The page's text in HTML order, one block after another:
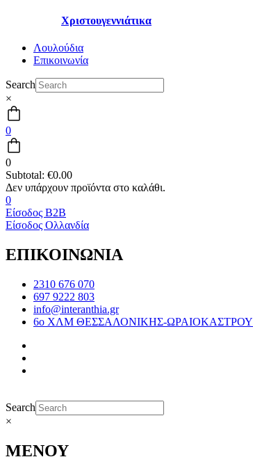
Χριστουγεννιάτικα
Λουλούδια
Επικοινωνία
Search
×
0
0
Subtotal: €0.00
0
Είσοδος B2B
Είσοδος Ολλανδία
ΕΠΙΚΟΙΝΩΝΙΑ
2310 676 070
697 9222 803
info@interanthia.gr
6ο ΧΛΜ ΘΕΣΣΑΛΟΝΙΚΗΣ-ΩΡΑΙΟΚΑΣΤΡΟΥ
Search
×
ΜΕΝΟΥ